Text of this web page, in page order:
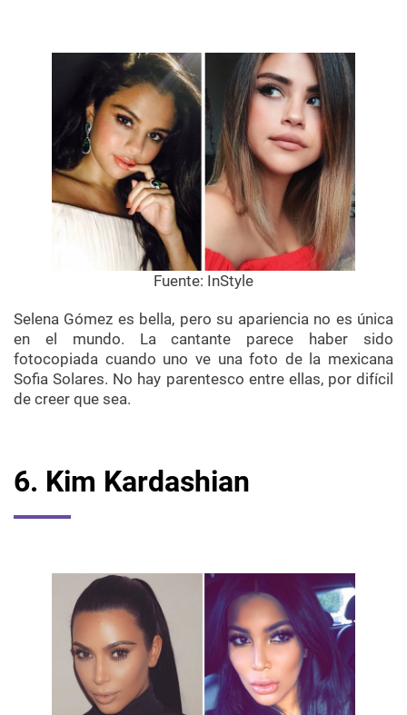
Fuente: InStyle
Selena Gómez es bella, pero su apariencia no es única
en el mundo. La cantante parece haber sido
fotocopiada cuando uno ve una foto de la mexicana
Sofia Solares. No hay parentesco entre ellas, por difícil
de creer que sea.
6. Kim Kardashian